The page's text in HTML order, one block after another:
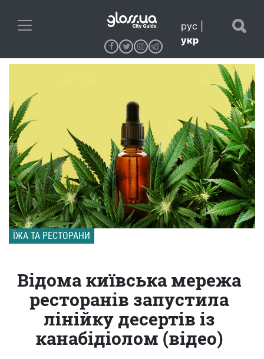
рус
укр
ЇЖА ТА РЕСТОРАНИ
Відома київська мережа
ресторанів запустила
лінійку десертів із
канабідіолом (відео)